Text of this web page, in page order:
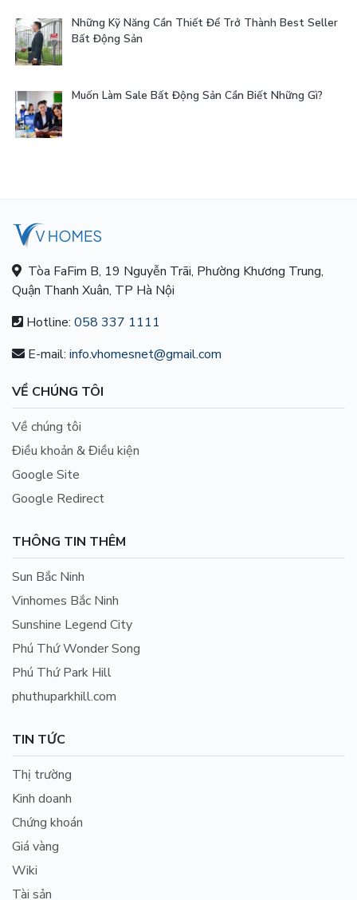
Những Kỹ Năng Cần Thiết Để Trở Thành Best Seller
Bất Động Sản
Muốn Làm Sale Bất Động Sản Cần Biết Những Gì?
Tòa FaFim B, 19 Nguyễn Trãi, Phường Khương Trung,
Quận Thanh Xuân, TP Hà Nội
Hotline: 058 337 1111
E-mail: info.vhomesnet@gmail.com
VỀ CHÚNG TÔI
Về chúng tôi
Điều khoản & Điều kiện
Google Site
Google Redirect
THÔNG TIN THÊM
Sun Bắc Ninh
Vinhomes Bắc Ninh
Sunshine Legend City
Phú Thứ Wonder Song
Phú Thứ Park Hill
phuthuparkhill.com
TIN TỨC
Thị trường
Kinh doanh
Chứng khoán
Giá vàng
Wiki
Tài sản